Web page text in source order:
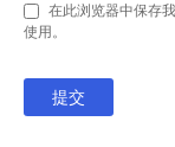
在此浏览器中保存
使用。
提交